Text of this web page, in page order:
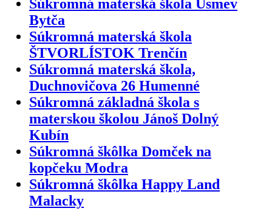
Súkromná materská škola Úsmev
Bytča
Súkromná materská škola
ŠTVORLÍSTOK Trenčín
Súkromná materská škola,
Duchnovičova 26 Humenné
Súkromná základná škola s
materskou školou Jánoš Dolný
Kubín
Súkromná škôlka Domček na
kopčeku Modra
Súkromná škôlka Happy Land
Malacky